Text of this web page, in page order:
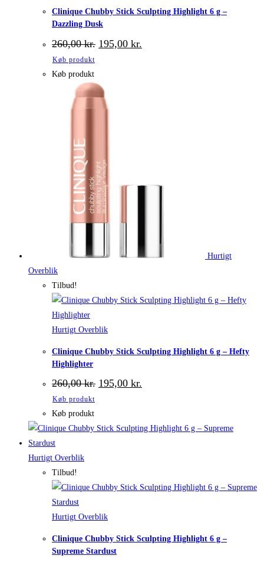
Clinique Chubby Stick Sculpting Highlight 6 g –
Dazzling Dusk
260,00kr. Den
oprindelige
260,00 kr..
195,00 kr.
Køb produkt
Køb produkt
Hurtigt
Overblik
Tilbud!
Hurtigt Overblik
Clinique Chubby Stick Sculpting Highlight 6 g – Hefty
Highlighter
260,00kr. Den
oprindelige
260,00 kr..
195,00 kr.
195,00 kr..
Køb produkt
Køb produkt
Hurtigt Overblik
Tilbud!
Hurtigt Overblik
Clinique Chubby Stick Sculpting Highlight 6 g –
Supreme Stardust